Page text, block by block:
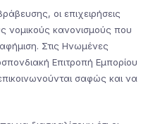
οι επιχειρήσεις
νομικούς κανονισμούς που
Στις Ηνωμένες
Επιτροπή Εμπορίου
σαφώς και να